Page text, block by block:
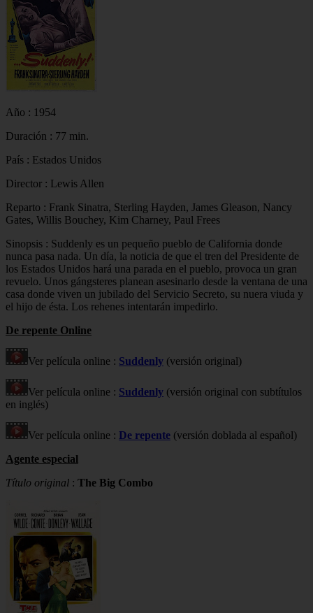
Año : 1954
Duración : 77 min.
País : Estados Unidos
Director : Lewis Allen
Reparto : Frank Sinatra, Sterling Hayden, James Gleason, Nancy
Gates, Willis Bouchey, Kim Charney, Paul Frees
Sinopsis : Suddenly es un pequeño pueblo de California donde
nunca pasa nada. Un día, la noticia de que el tren del Presidente de
los Estados Unidos hará una parada en el pueblo, provoca un gran
revuelo. Unos gángsteres planean asesinarlo desde la ventana de una
casa donde viven un jubilado del Servicio Secreto, su nuera viuda y
el hijo de ésta. Los rehenes intentarán impedirlo.
De repente Online
Ver película online : Suddenly (versión original)
Ver película online : Suddenly (versión original con subtítulos
en inglés)
Ver película online : De repente (versión doblada al español)
Agente especial
Título original : The Big Combo